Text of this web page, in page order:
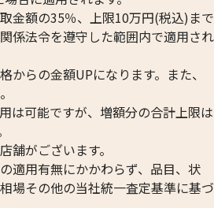
金額の35％、上限10万円(税込)まで
係法令を遵守した範囲内で適用され
らの金額UPになります。また、
は可能ですが、増額分の合計上限は
がございます。
適用有無にかかわらず、品目、状
場その他の当社統一査定基準に基づ